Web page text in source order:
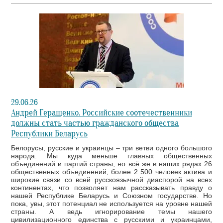
29.06.26
Андрей Геращенко. Российские соотечественники
должны стать частью гражданского общества
Республики Беларусь
Белорусы, русские и украинцы – три ветви одного большого
народа. Мы куда меньше главных общественных
объединений и партий страны, но всё же в наших рядах 26
общественных объединений, более 2 500 человек актива и
широкие связи со всей русскоязычной диаспорой на всех
континентах, что позволяет нам рассказывать правду о
нашей Республике Беларусь и Союзном государстве. Но
пока, увы, этот потенциал не используется на уровне нашей
страны. А ведь игнорирование темы нашего
цивилизационного единства с русскими и украинцами,